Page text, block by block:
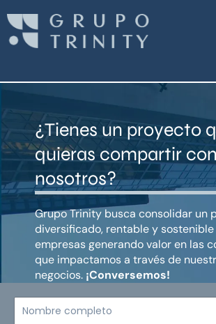
contenido
¿Tienes un proyecto
quieras compartir con
nosotros?
Grupo Trinity busca consolidar un
diversificado, rentable y
empresas generando valor en las
que impactamos a través de
negocios. ¡Conversemos!